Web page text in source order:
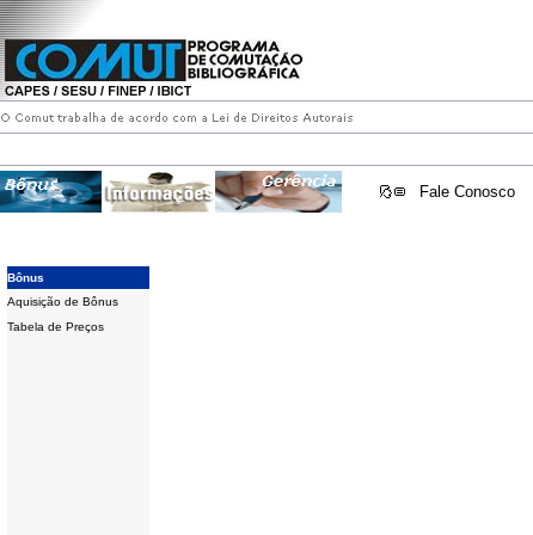
Fale Conosco
Bônus
Aquisição de Bônus
Tabela de Preços